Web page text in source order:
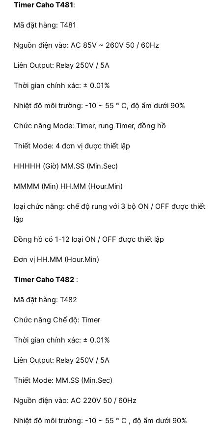
Timer Caho T481:
Mã đặt hàng: T481
Nguồn điện vào: AC 85V ~ 260V 50 / 60Hz
Liên Output: Relay 250V / 5A
Thời gian chính xác: ± 0.01%
Nhiệt độ môi trường: -10 ~ 55 ° C, độ ẩm dưới 90%
Chức năng Mode: Timer, rung Timer, đồng hồ
Thiết Mode: 4 đơn vị được thiết lập
HHHHH (Giờ) MM.SS (Min.Sec)
MMMM (Min) HH.MM (Hour.Min)
loại chức năng: chế độ rung với 3 bộ ON / OFF được thiết
lập
Đồng hồ có 1-12 loại ON / OFF được thiết lập
Đơn vị HH.MM (Hour.Min)
Timer Caho T482 :
Mã đặt hàng: T482
Chức năng Chế độ: Timer
Thời gian chính xác: ± 0.01%
Liên Output: Relay 250V / 5A
Thiết Mode: MM.SS (Min.Sec)
Nguồn điện vào: AC 220V 50 / 60Hz
Nhiệt độ môi trường: -10 ~ 55 ° C , độ ẩm dưới 90%